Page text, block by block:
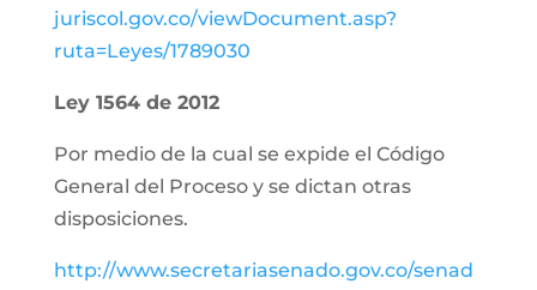
juriscol.gov.co/viewDocument.asp?
ruta=Leyes/1789030
Ley 1564 de 2012
Por medio de la cual se expide el Código
General del Proceso y se dictan otras
disposiciones.
http://www.secretariasenado.gov.co/senad